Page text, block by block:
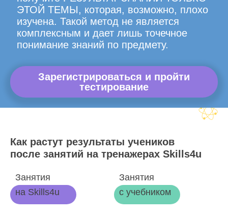
ЭТОЙ ТЕМЫ, которая, возможно, плохо
изучена. Такой метод не является
комплексным и дает лишь точечное
понимание знаний по предмету.
Зарегистрироваться и пройти
тестирование
Как растут результаты учеников
после занятий на тренажерах Skills4u
Занятия
на Skills4u
Занятия
с учебником